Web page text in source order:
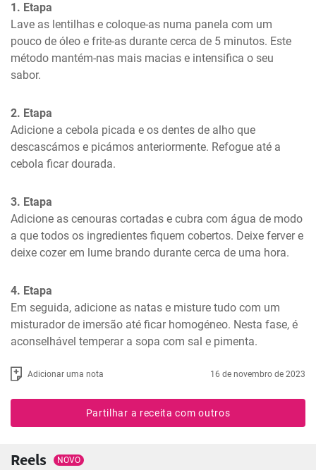
1. Etapa
Lave as lentilhas e coloque-as numa panela com um
pouco de óleo e frite-as durante cerca de 5 minutos. Este
método mantém-nas mais macias e intensifica o seu
sabor.
2. Etapa
Adicione a cebola picada e os dentes de alho que
descascámos e picámos anteriormente. Refogue até a
cebola ficar dourada.
3. Etapa
Adicione as cenouras cortadas e cubra com água de modo
a que todos os ingredientes fiquem cobertos. Deixe ferver e
deixe cozer em lume brando durante cerca de uma hora.
4. Etapa
Em seguida, adicione as natas e misture tudo com um
misturador de imersão até ficar homogéneo. Nesta fase, é
aconselhável temperar a sopa com sal e pimenta.
Adicionar uma nota 16 de novembro de 2023
Partilhar a receita com outros
Reels NOVO